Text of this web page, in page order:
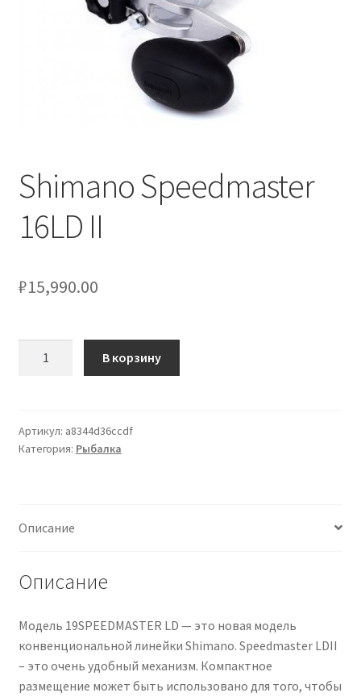
Shimano Speedmaster
16LD II
₽15,990.00
16LD
II
В корзину
Артикул: a8344d36ccdf
Категория: Рыбалка
Описание
Описание
Модель 19SPEEDMASTER LD — это новая модель
конвенциональной линейки Shimano. Speedmaster LDII
– это очень удобный механизм. Компактное
размещение может быть использовано для того, чтобы